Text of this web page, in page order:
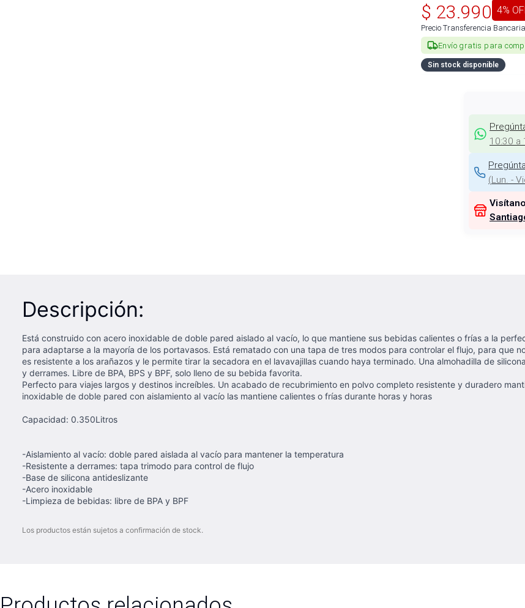
$ 23.990 4%
Precio Transferencia Bancaria
Envío gratis para
Sin stock disponible
10:30 a
(Lun. -
Descripción:
Está construido con acero inoxidable de doble pared aislado al vacío, lo que mantiene sus bebidas calientes o frías a la
para adaptarse a la mayoría de los portavasos. Está rematado con una tapa de tres modos para controlar el flujo, para que
es resistente a los arañazos y le permite tirar la secadora en el lavavajillas cuando haya terminado. Una almohadilla de
y derrames. Libre de BPA, BPS y BPF, solo lleno de su bebida favorita.
Perfecto para viajes largos y destinos increíbles. Un acabado de recubrimiento en polvo completo resistente y duradero
inoxidable de doble pared con aislamiento al vacío las mantiene calientes o frías durante horas y horas
Capacidad: 0.350Litros
-Aislamiento al vacío: doble pared aislada al vacío para mantener la temperatura
-Resistente a derrames: tapa trimodo para control de flujo
-Base de silicona antideslizante
-Acero inoxidable
-Limpieza de bebidas: libre de BPA y BPF
Los productos están sujetos a confirmación de stock.